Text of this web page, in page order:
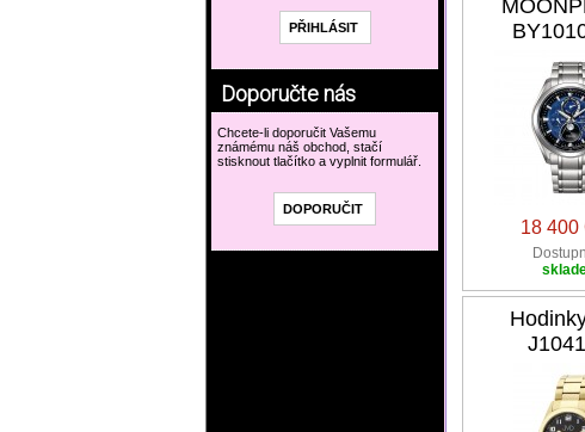
18 400
Doporučte nás
Chcete-li doporučit Vašemu
známému náš obchod, stačí
stisknout tlačítko a vyplnit formulář.